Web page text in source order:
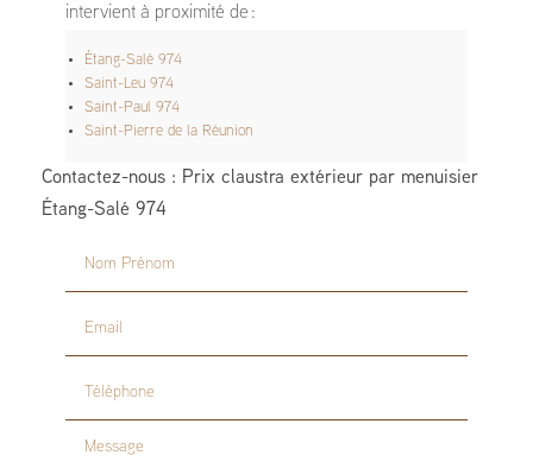
intervient à proximité de :
Étang-Salé 974
Saint-Leu 974
Saint-Paul 974
Saint-Pierre de la Réunion
Contactez-nous : Prix claustra extérieur par menuisier
Étang-Salé 974
Nom Prénom
Email
Téléphone
Message